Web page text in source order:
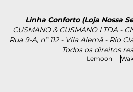
Linha Conforto (Loja Nossa
CUSMANO & CUSMANO LTDA -
Rua 9-A, nº 112 - Vila Alemã - Rio
Todos os direitos
Lemoon